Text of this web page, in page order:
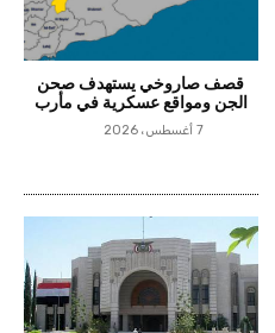
قصف صاروخي يستهدف صحن
الجن ومواقع عسكرية في مأرب
7 أغسطس، 2026